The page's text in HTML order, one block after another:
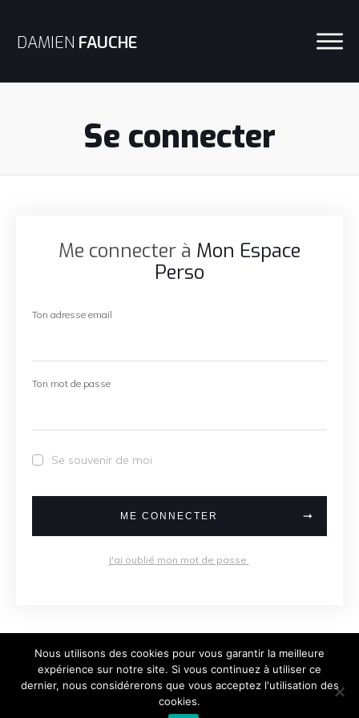
DAMIEN FAUCHE
Se connecter
Me connecter à Mon Espace
Perso
Ton adresse email
Ton mot de passe
Se souvenir de moi
ME CONNECTER
J'ai oublié mon mot de passe
Copyright2026Damien Fauche, tous droits
Politique de confidentialité
Nous utilisons des cookies pour vous garantir la meilleure
expérience sur notre site. Si vous continuez à utiliser ce
dernier, nous considérerons que vous acceptez l'utilisation des
cookies.